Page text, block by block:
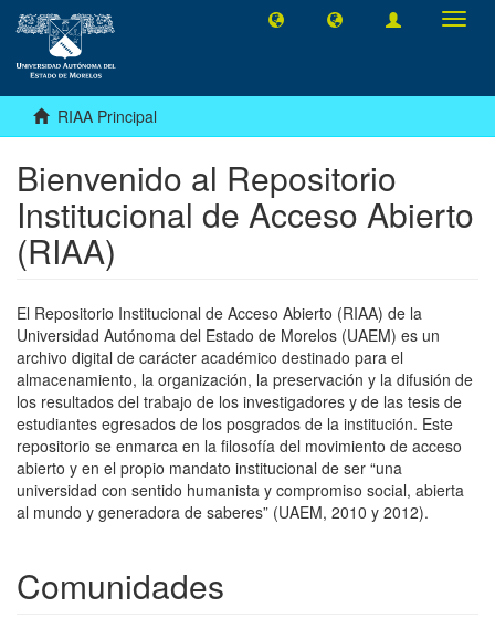
RIAA Principal
Bienvenido al Repositorio
Institucional de Acceso Abierto
(RIAA)
El Repositorio Institucional de Acceso Abierto (RIAA) de la
Universidad Autónoma del Estado de Morelos (UAEM) es un
archivo digital de carácter académico destinado para el
almacenamiento, la organización, la preservación y la difusión de
los resultados del trabajo de los investigadores y de las tesis de
estudiantes egresados de los posgrados de la institución. Este
repositorio se enmarca en la filosofía del movimiento de acceso
abierto y en el propio mandato institucional de ser “una
universidad con sentido humanista y compromiso social, abierta
al mundo y generadora de saberes” (UAEM, 2010 y 2012).
Comunidades